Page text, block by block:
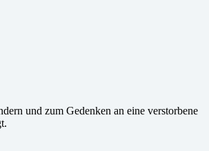
und zum Gedenken an eine verstorbene